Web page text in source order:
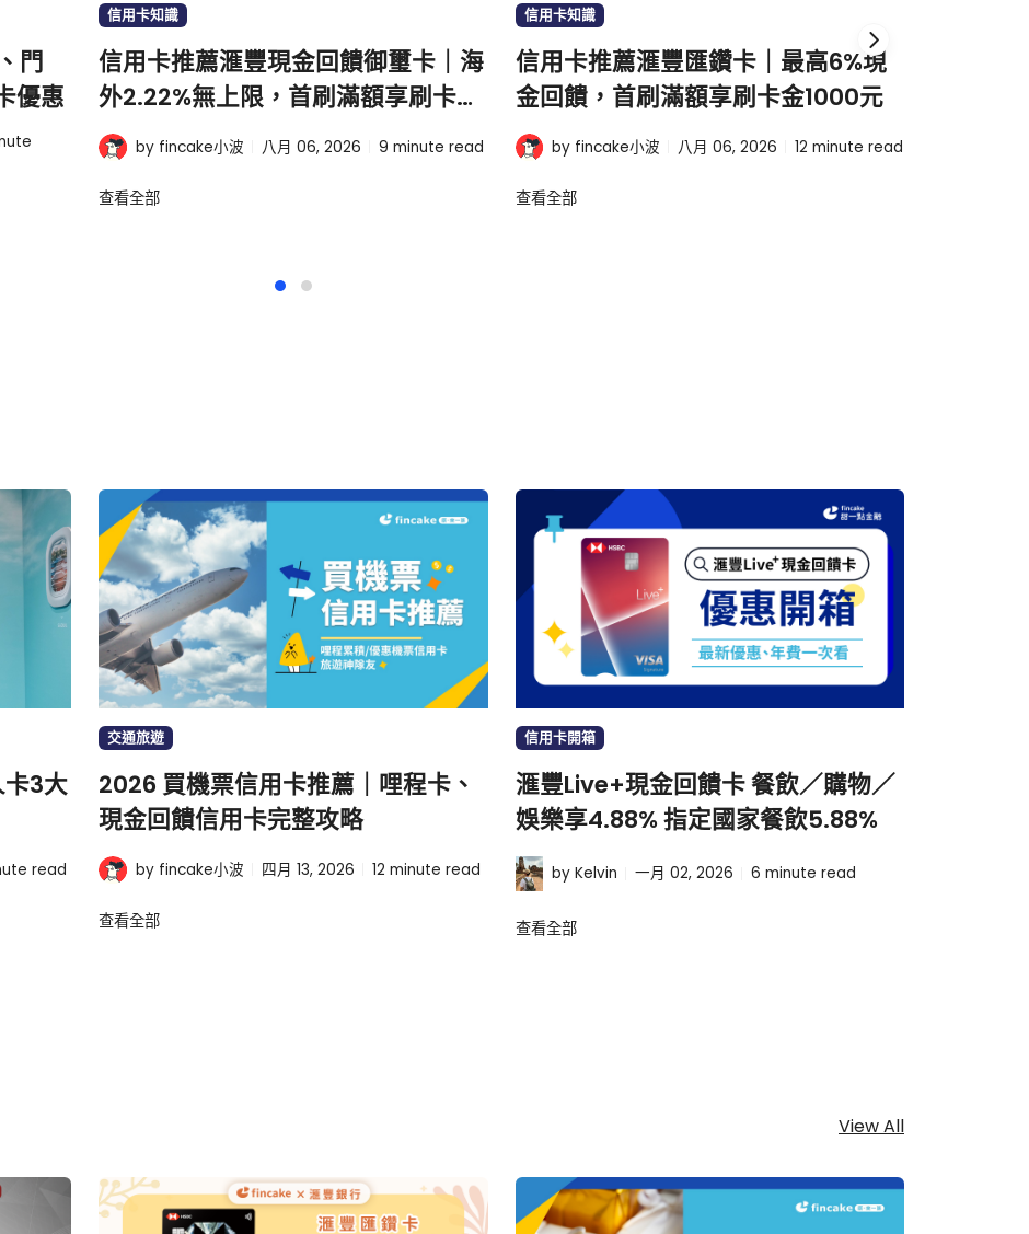
門
優惠
信用卡知識
信用卡推薦滙豐現金回饋御璽卡｜海
外2.22%無上限，首刷滿額享刷卡金
1000元by fincake小波 八月 06, 2026 9 minute read
查看全部
信用卡知識
信用卡推薦滙豐匯鑽卡｜最高6%現
金回饋，首刷滿額享刷卡金1000元
by fincake小波 八月 06, 2026 12 minute read
查看全部
3大
read
交通旅遊
2026 買機票信用卡推薦｜哩程卡、
現金回饋信用卡完整攻略
by fincake小波 四月 13, 2026 12 minute read
查看全部
信用卡開箱
滙豐Live+現金回饋卡 餐飲／購物／
娛樂享4.88% 指定國家餐飲5.88%
by Kelvin 一月 02, 2026 6 minute read
查看全部
View All